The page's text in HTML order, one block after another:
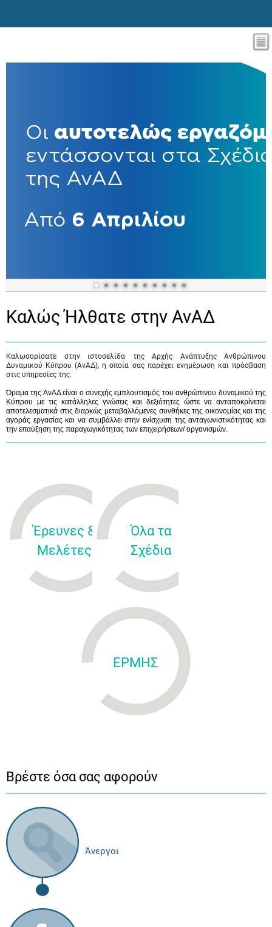
Καλώς Ήλθατε στην ΑνΑΔ
Καλωσορίσατε στην ιστοσελίδα της Αρχής Ανάπτυξης Ανθρώπινου
Δυναμικού Κύπρου (ΑνΑΔ), η οποία σας παρέχει ενημέρωση και πρόσβαση
στις υπηρεσίες της.
Όραμα της ΑνΑΔ είναι ο συνεχής εμπλουτισμός του ανθρώπινου δυναμικού της
Κύπρου με τις κατάλληλες γνώσεις και δεξιότητες ώστε να ανταποκρίνεται
αποτελεσματικά στις διαρκώς μεταβαλλόμενες συνθήκες της οικονομίας και της
αγοράς εργασίας και να συμβάλλει στην ενίσχυση της ανταγωνιστικότητας και
την επαύξηση της παραγωγικότητας των επιχειρήσεων/ οργανισμών.
Έρευνες &
Μελέτες
Όλα τα
Σχέδια
ΕΡΜΗΣ
Βρέστε όσα σας αφορούν
Άνεργοι